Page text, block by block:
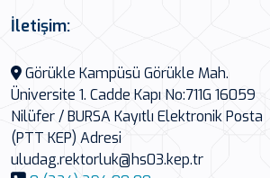
İletişim:
Görükle Kampüsü Görükle Mah.
Üniversite 1. Cadde Kapı No:711G 16059
Nilüfer / BURSA Kayıtlı Elektronik Posta
(PTT KEP) Adresi
uludag.rektorluk@hs03.kep.tr